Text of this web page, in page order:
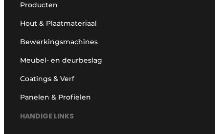
Producten
Hout & Plaatmateriaal
Bewerkingsmachines
Meubel- en deurbeslag
Coatings & Verf
Panelen & Profielen
HANDIGE LINKS